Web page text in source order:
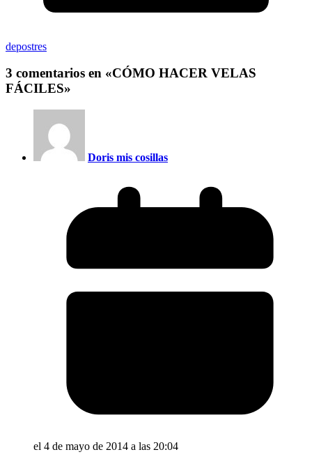
depostres
3 comentarios en «CÓMO HACER VELAS
FÁCILES»
Doris mis cosillas
el 4 de mayo de 2014 a las 20:04